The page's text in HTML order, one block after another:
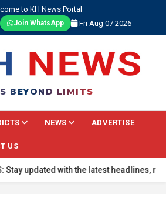
to KH News Portal
Join WhatsApp Fri Aug 07 2026
BEYOND LIMITS
NEWS ADVERTISE
US
updated with the latest headlines,